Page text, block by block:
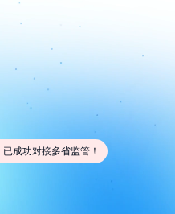
成功对接多省监管！